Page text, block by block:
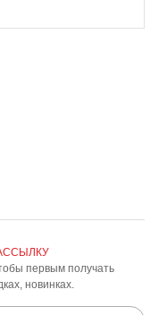
первым получать
новинках.